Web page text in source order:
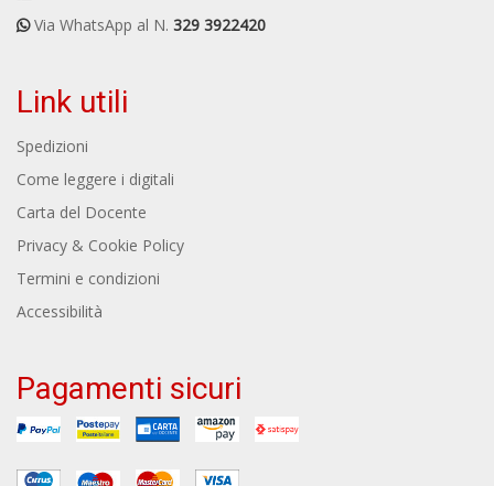
Via WhatsApp al N. 329 3922420
Link utili
Spedizioni
Come leggere i digitali
Carta del Docente
Privacy & Cookie Policy
Termini e condizioni
Accessibilità
Pagamenti sicuri